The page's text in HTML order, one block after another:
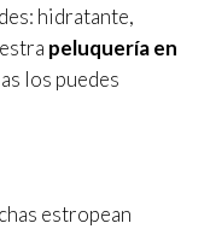
hidratante,
peluquería en
los puedes
estropean